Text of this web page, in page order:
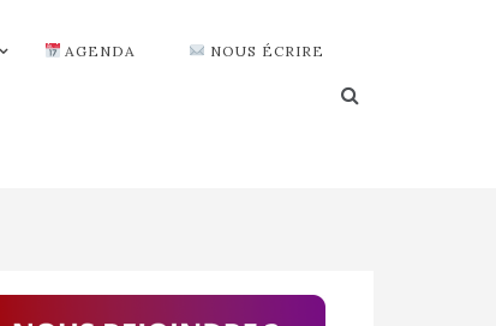
AGENDA NOUS ÉCRIRE